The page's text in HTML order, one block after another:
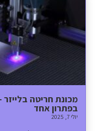
מכונת חריטה
בפתרון אחד
יולי 7, 2025